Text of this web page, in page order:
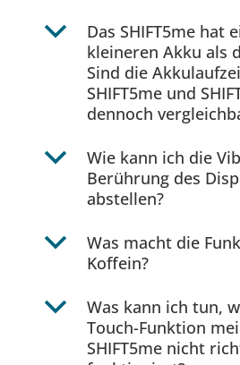
b
Das SHIFT5me hat
kleineren Akku als
Sind die
SHIFT5me und
dennoch
b
Wie kann ich die
Berührung des
abstellen?
b
Was macht die
Koffein?
b
Was kann ich tun,
Touch-Funktion
SHIFT5me nicht